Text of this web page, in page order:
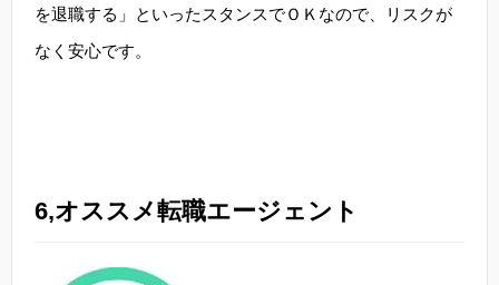
を退職する」といったスタンスでＯＫなので、リスクが
なく安心です。
6,オススメ転職エージェント